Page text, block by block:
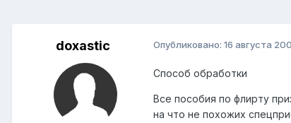
doxastic Опубликовано: 16 августа
Способ обработки
Все пособия по флирту
на что не похожих